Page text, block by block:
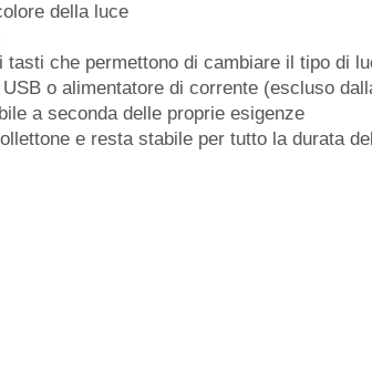
della luce
tasti che permettono di cambiare il tipo di
o alimentatore di corrente (escluso
a seconda delle proprie esigenze
e resta stabile per tutto la durata